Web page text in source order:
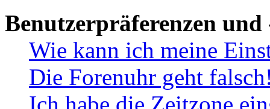
Benutzerpräferenzen und
Wie kann ich meine
Die Forenuhr geht
Ich habe die Zeitzone